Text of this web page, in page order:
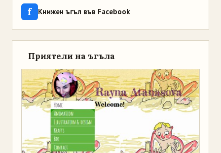
f Книжен ъгъл във Facebook
Приятели на ъгъла